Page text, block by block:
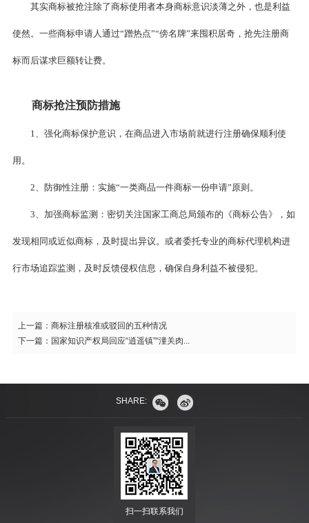
其实商标被抢注除了商标使用者本身商标意识淡薄之外，也是利益
使然。一些商标申请人通过“蹭热点”“傍名牌”来囤积居奇，抢先注册商
标而后谋求巨额转让费。
商标抢注预防措施
1、强化商标保护意识，在商品进入市场前就进行注册确保顺利使
用。
2、防御性注册：实施“一类商品一件商标一份申请”原则。
3、加强商标监测：密切关注国家工商总局颁布的《商标公告》，如
发现相同或近似商标，及时提出异议。或者委托专业的商标代理机构进
行市场追踪监测，及时反馈侵权信息，确保自身利益不被侵犯。
上一篇： 商标注册核准或驳回的五种情况
下一篇： 国家知识产权局回应“逍遥镇”“潼关肉...
SHARE:
扫一扫联系我们